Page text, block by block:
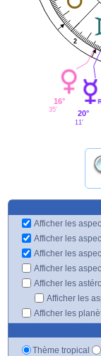
2
16°
35' 20°
11'
Afficher les
Afficher les
Afficher les
Afficher les
Afficher les
Afficher les
Afficher les
Thème tropical